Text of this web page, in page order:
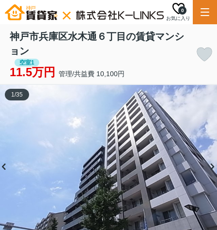
お気に入り
0
神戸市兵庫区水木通６丁目の賃貸マンシ
ョン
空室1
11.5万円 管理/共益費 10,100円
1/35